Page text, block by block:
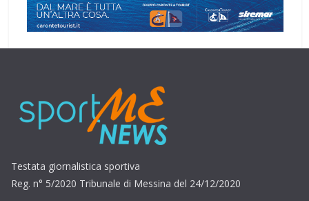
Testata giornalistica sportiva
Reg. n° 5/2020 Tribunale di Messina del 24/12/2020